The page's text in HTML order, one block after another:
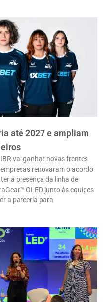
até 2027 e ampliam
vai ganhar novas frentes
renovaram o acordo
a presença da linha de
OLED junto às equipes
a parceria para